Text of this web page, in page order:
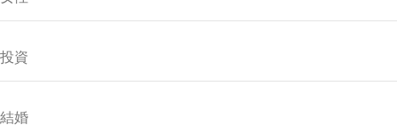
投資
結婚